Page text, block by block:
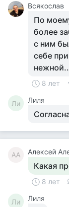
Всякослав
По
более
с ним
себе
8 лет
Ли Лиля
АА Алексей
Какая
8 лет
Ли Лиля